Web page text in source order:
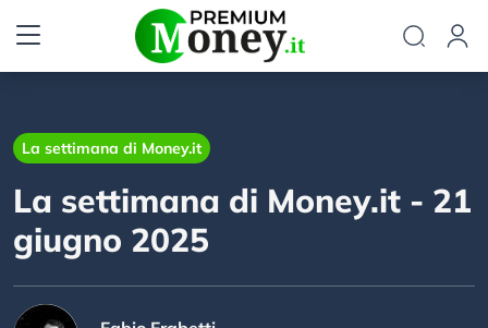
La settimana di Money.it
La settimana di Money.it - 21
giugno 2025